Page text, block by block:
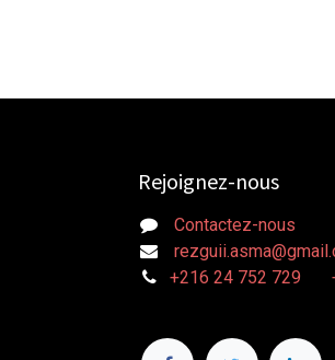
Rejoignez-nous
Contactez-nous
+216 24 752 729